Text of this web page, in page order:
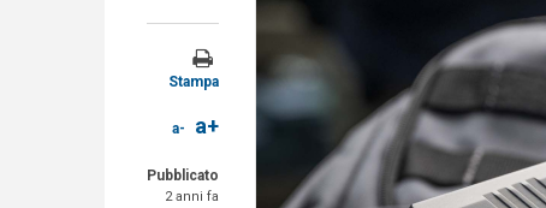
Stampa
a- a+
Pubblicato
2 anni fa